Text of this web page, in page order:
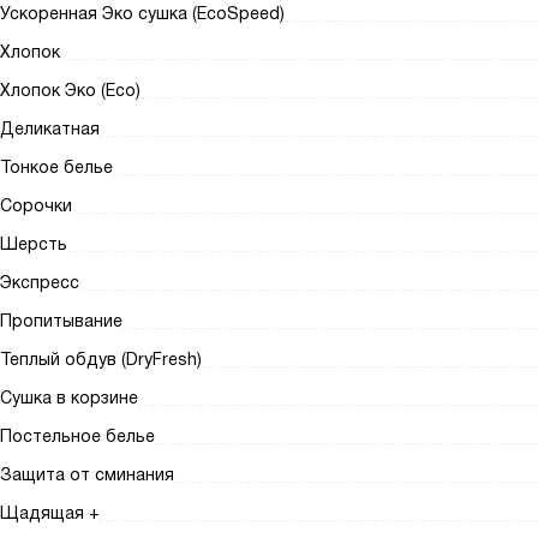
Ускоренная Эко сушка (EcoSpeed)
Хлопок
Хлопок Эко (Eco)
Деликатная
Тонкое белье
Сорочки
Шерсть
Экспресс
Пропитывание
Теплый обдув (DryFresh)
Сушка в корзине
Постельное белье
Защита от сминания
Щадящая +